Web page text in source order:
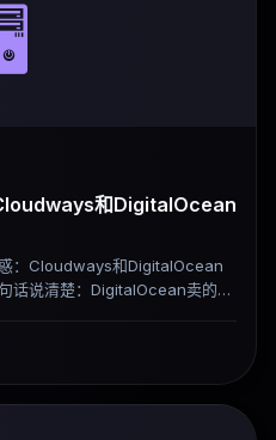
和DigitalOcean
：Cloudways和DigitalOcean
话说清楚：DigitalOcean卖的是